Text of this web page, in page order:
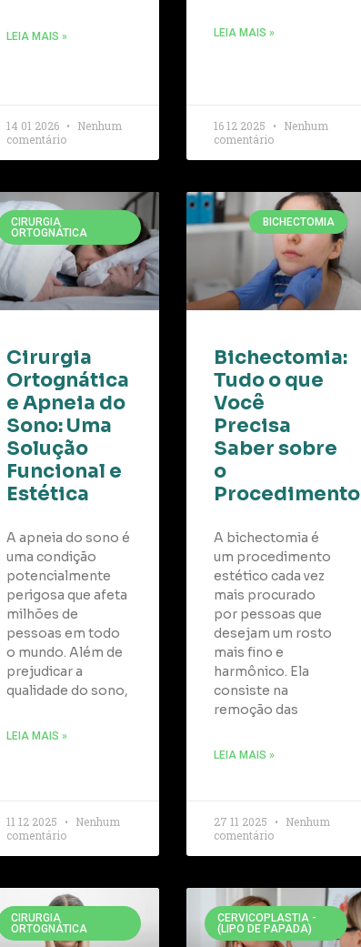
LEIA MAIS »
14 01 2026
Nenhum
comentário
LEIA MAIS »
16 12 2025
Nenhum
comentário
CIRURGIA
ORTOGNÁTICA
Cirurgia
Ortognática
e Apneia do
Sono: Uma
Solução
Funcional e
Estética
A apneia do sono é
uma condição
potencialmente
perigosa que afeta
milhões de
pessoas em todo
o mundo. Além de
prejudicar a
qualidade do sono,
LEIA MAIS »
11 12 2025
Nenhum
comentário
BICHECTOMIA
Bichectomia:
Tudo o que
Você
Precisa
Saber sobre
o
Procedimento
A bichectomia é
um procedimento
estético cada vez
mais procurado
por pessoas que
desejam um rosto
mais fino e
harmônico. Ela
consiste na
remoção das
LEIA MAIS »
27 11 2025
Nenhum
comentário
CIRURGIA
ORTOGNÁTICA
CERVICOPLASTIA -
(LIPO DE PAPADA)